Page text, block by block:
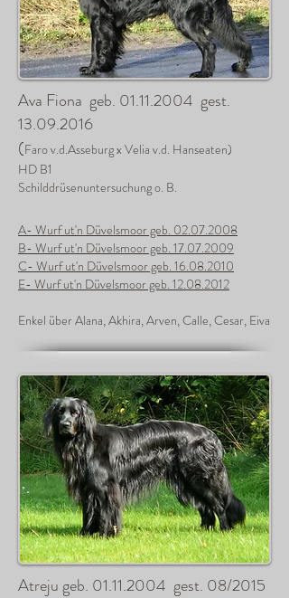
Ava Fiona geb. 01.11.2004 gest.
13.09.2016
(Faro v.d.Asseburg x Velia v.d. Hanseaten)
HD B1
Schilddrüsenuntersuchung o. B.
A- Wurf ut'n Düvelsmoor geb. 02.07.2008
B- Wurf ut'n Düvelsmoor geb. 17.07.2009
C- Wurf ut'n Düvelsmoor geb. 16.08.2010
E- Wurf ut'n Düvelsmoor geb. 12.08.2012
Enkel über Alana, Akhira, Arven, Calle, Cesar, Eiva
Atreju geb. 01.11.2004 gest. 08/2015